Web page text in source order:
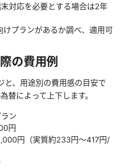
対応を必要とする場合は2年
けプランがあるか調べ、適用可
の費用例
と、用途別の費用感の目安で
為替によって上下します。
ン
円
円（実質約233円〜417円/